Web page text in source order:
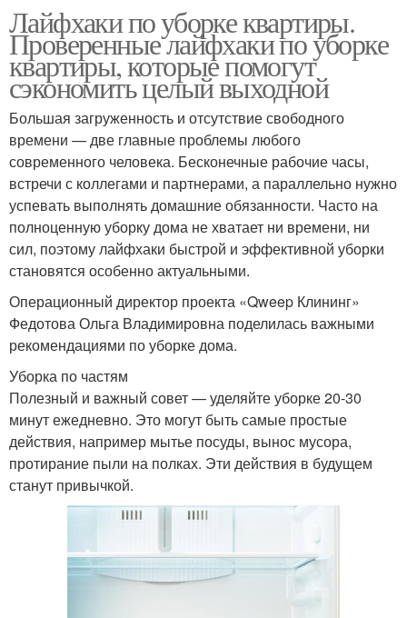
Лайфхаки по уборке квартиры.
Проверенные лайфхаки по уборке
квартиры, которые помогут
сэкономить целый выходной
Большая загруженность и отсутствие свободного
времени — две главные проблемы любого
современного человека. Бесконечные рабочие часы,
встречи с коллегами и партнерами, а параллельно нужно
успевать выполнять домашние обязанности. Часто на
полноценную уборку дома не хватает ни времени, ни
сил, поэтому лайфхаки быстрой и эффективной уборки
становятся особенно актуальными.
Операционный директор проекта «Qweep Клининг»
Федотова Ольга Владимировна поделилась важными
рекомендациями по уборке дома.
Уборка по частям
Полезный и важный совет — уделяйте уборке 20-30
минут ежедневно. Это могут быть самые простые
действия, например мытье посуды, вынос мусора,
протирание пыли на полках. Эти действия в будущем
станут привычкой.